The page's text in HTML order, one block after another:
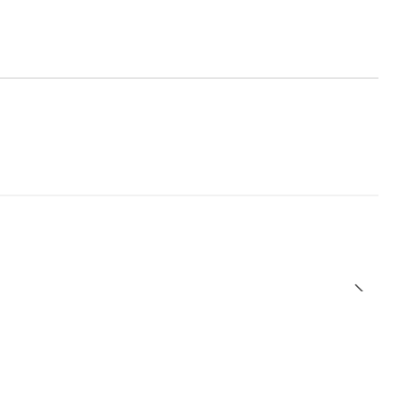
para mayor comodidad
un perfil ondulado cuidadosamente diseñado